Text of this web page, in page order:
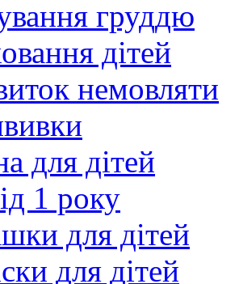
груддю
дітей
немовляти
для дітей
1 року
для дітей
для дітей